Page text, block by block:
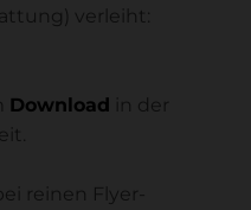
verleiht:
Download in der
reinen Flyer-